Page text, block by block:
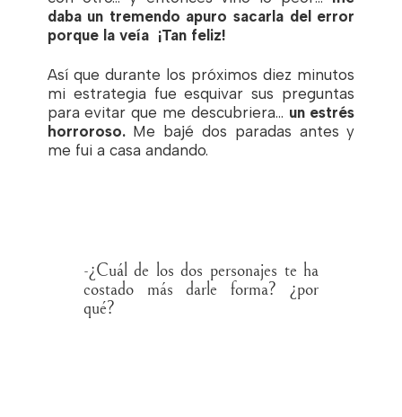
daba un tremendo apuro sacarla del error
porque la veía ¡Tan feliz!
Así que durante los próximos diez minutos
mi estrategia fue esquivar sus preguntas
para evitar que me descubriera… un estrés
horroroso.Me bajé dos paradas antes y
me fui a casa andando.
-¿Cuál de los dos personajes te ha
costado más darle forma? ¿por
qué?